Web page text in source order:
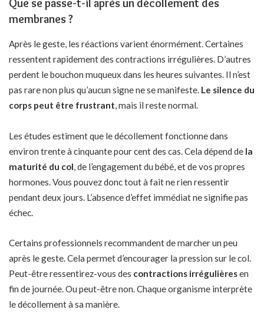
membranes ?
Après le geste, les réactions varient énormément. Certaines
ressentent rapidement des contractions irrégulières. D’autres
perdent le bouchon muqueux dans les heures suivantes. Il n’est
pas rare non plus qu’aucun signe ne se manifeste. Le silence du
corps peut être frustrant, mais il reste normal.
Les études estiment que le décollement fonctionne dans
environ trente à cinquante pour cent des cas. Cela dépend de la
maturité du col , de l’engagement du bébé, et de vos propres
hormones. Vous pouvez donc tout à fait ne rien ressentir
pendant deux jours. L’absence d’effet immédiat ne signifie pas
échec.
Certains professionnels recommandent de marcher un peu
après le geste. Cela permet d’encourager la pression sur le col.
Peut-être ressentirez-vous des contractions irrégulièresen
fin de journée. Ou peut-être non. Chaque organisme interprète
le décollement à sa manière.